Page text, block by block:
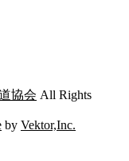
協会 All Rights
by Vektor,Inc.